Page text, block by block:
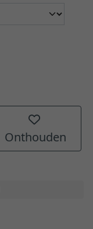
Onthouden